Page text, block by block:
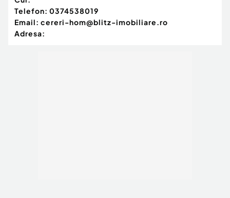
Telefon: 0374538019
Email: cereri-hom@blitz-imobiliare.ro
Adresa: